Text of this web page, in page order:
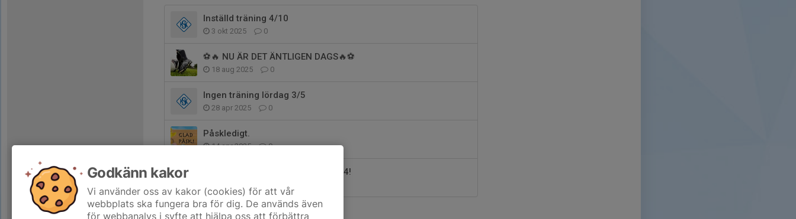
Inställd träning 4/10
3 okt 2025 0
⚽️🔥 NU ÄR DET ÄNTLIGEN DAGS🔥⚽️
18 aug 2025 0
Ingen träning lördag 3/5
28 apr 2025 0
Påskledigt.
14 apr 2025 0
Fotbollsskolan börjar lördagen 5/4!
Godkänn kakor
Vi använder oss av kakor (cookies) för att vår
webbplats ska fungera bra för dig. De används även
för webbanalys i syfte att hjälpa oss att förbättra